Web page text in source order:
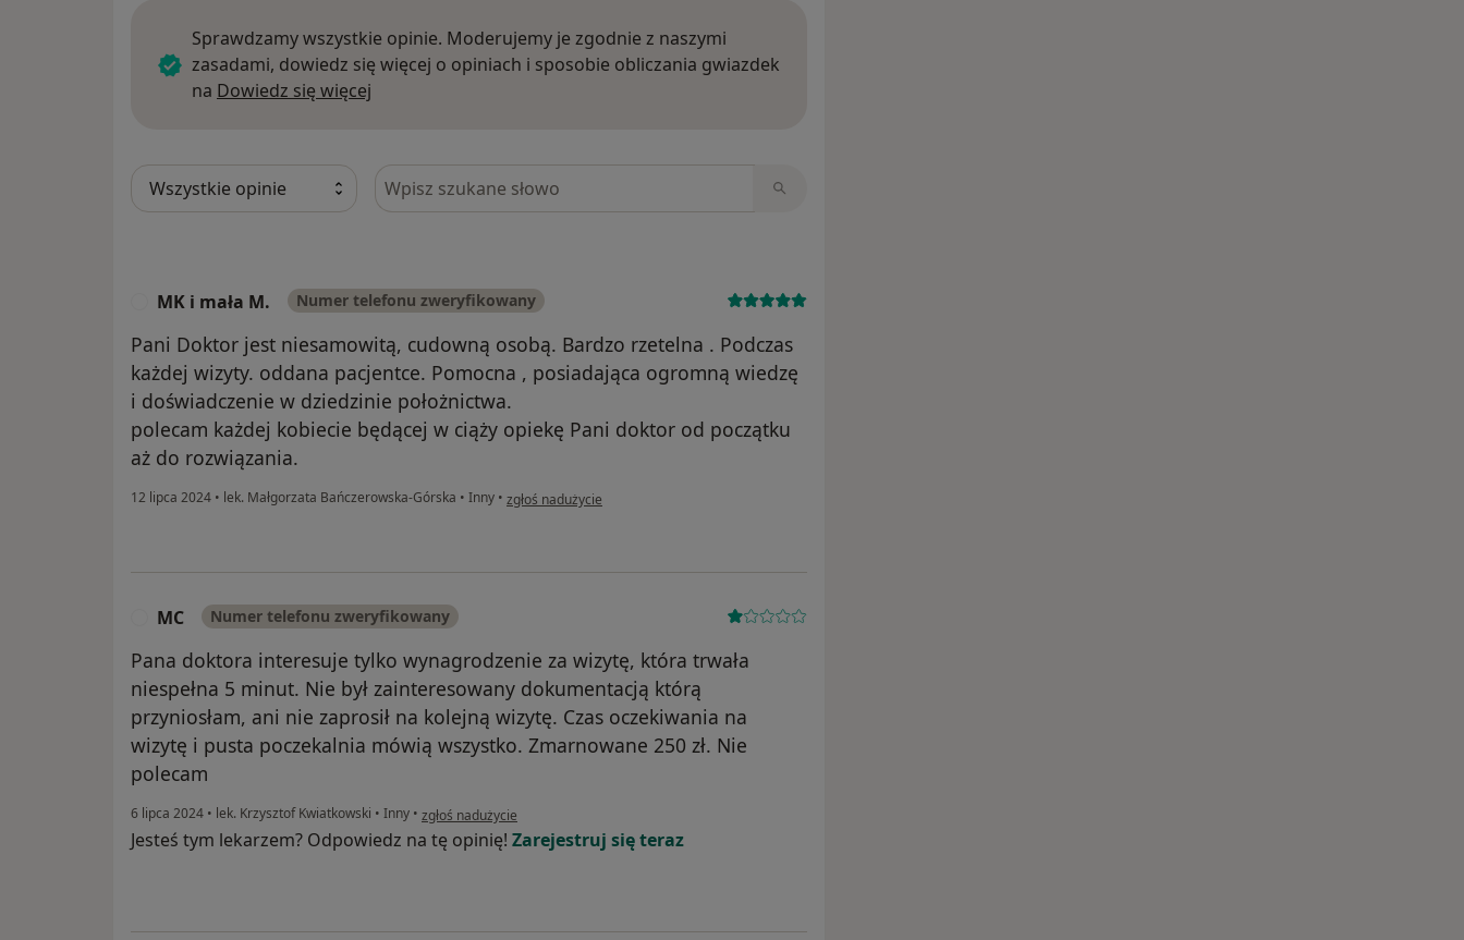
Sprawdzamy wszystkie opinie. Moderujemy je zgodnie z naszymi
zasadami, dowiedz się więcej o opiniach i sposobie obliczania gwiazdek
na Dowiedz się więcej
Szukaj w opiniach
MK i mała M. Numer telefonu zweryfikowany
Pani Doktor jest niesamowitą, cudowną osobą. Bardzo rzetelna . Podczas
każdej wizyty. oddana pacjentce. Pomocna , posiadająca ogromną wiedzę
i doświadczenie w dziedzinie położnictwa.
polecam każdej kobiecie będącej w ciąży opiekę Pani doktor od początku
aż do rozwiązania.
12 lipca 2024 • lek. Małgorzata Bańczerowska-Górska • Inny • w opinii użytkownika MK i mała M.
zgłoś nadużycie
MC Numer telefonu zweryfikowany
Pana doktora interesuje tylko wynagrodzenie za wizytę, która trwała
niespełna 5 minut. Nie był zainteresowany dokumentacją którą
przyniosłam, ani nie zaprosił na kolejną wizytę. Czas oczekiwania na
wizytę i pusta poczekalnia mówią wszystko. Zmarnowane 250 zł. Nie
polecam
6 lipca 2024 • lek. Krzysztof Kwiatkowski • Inny • w opinii użytkownika MC
zgłoś nadużycie
Jesteś tym lekarzem? Odpowiedz na tę opinię! Zarejestruj się teraz